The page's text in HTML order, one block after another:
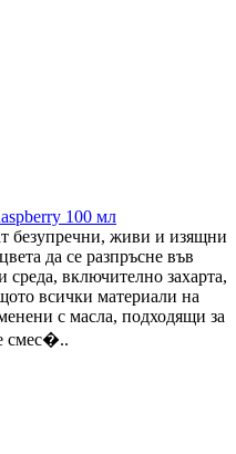
100 мл
безупречни, живи и изящни
да се разпръсне във
среда, включително захарта,
всички материали на
с масла, подходящи за
смес�..